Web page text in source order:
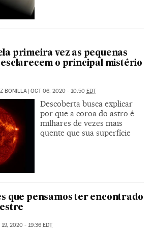
primeira vez as pequenas
esclarecem o principal mistério
BONILLA | OCT 06, 2020 - 10:50 EDT
Descoberta busca explicar
por que a coroa do astro é
milhares de vezes mais
quente que sua superfície
que pensamos ter encontrado
19, 2020 - 19:36 EDT